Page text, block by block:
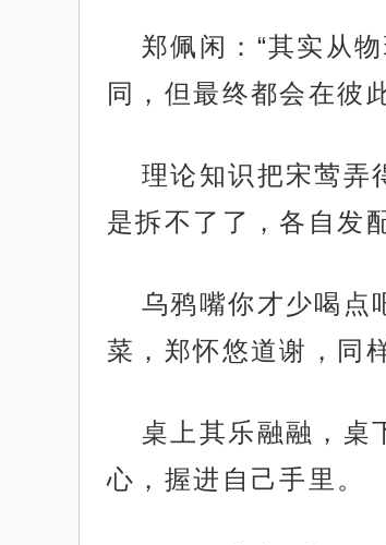
郑佩闲：“其实从
同，但最终都会在彼
理论知识把宋莺弄
是拆不了了，各自发
乌鸦嘴你才少喝点
菜，郑怀悠道谢，同
桌上其乐融融，桌
心，握进自己手里。